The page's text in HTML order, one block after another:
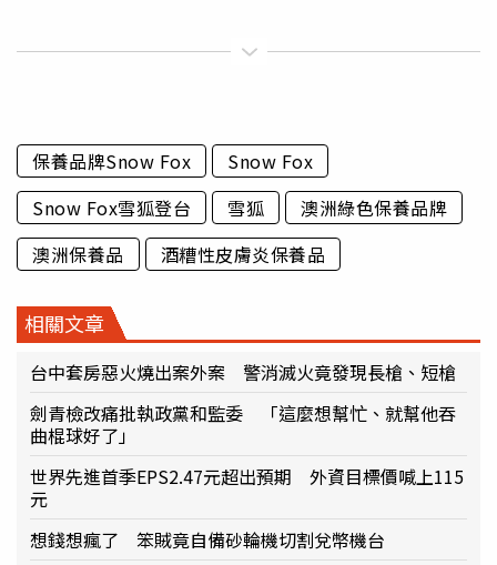
保養品牌Snow Fox
Snow Fox
Snow Fox雪狐登台
雪狐
澳洲綠色保養品牌
澳洲保養品
酒糟性皮膚炎保養品
相關文章
台中套房惡火燒出案外案 警消滅火竟發現長槍、短槍
劍青檢改痛批執政黨和監委 「這麼想幫忙、就幫他吞
曲棍球好了」
世界先進首季EPS2.47元超出預期 外資目標價喊上115
元
想錢想瘋了 笨賊竟自備砂輪機切割兌幣機台